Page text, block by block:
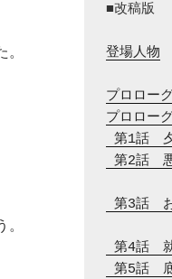
■改稿版
登場人物
プロロー
プロロー
第1話　
第2話　
第3話　
第4話　
第5話　